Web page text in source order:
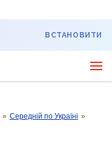
ВСТАНОВИТИ
» Середній по Україні »